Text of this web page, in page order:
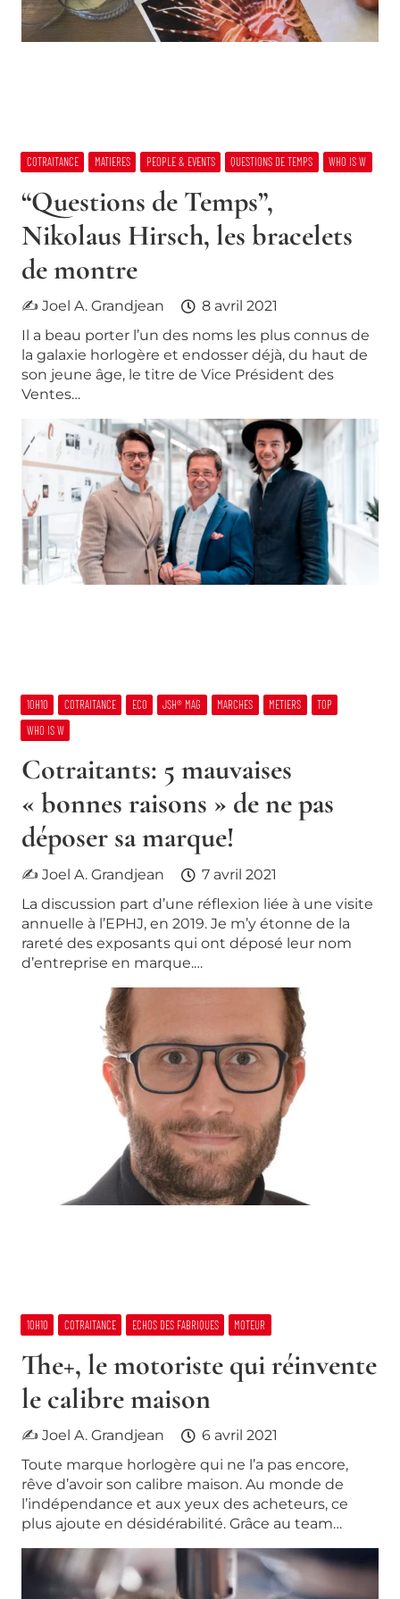
COTRAITANCE MATIERES PEOPLE & EVENTS QUESTIONS DE TEMPS WHO IS W
“Questions de Temps”,
Nikolaus Hirsch, les bracelets
de montre
✍ Joel A. Grandjean
8 avril 2021
Il a beau porter l’un des noms les plus connus de
la galaxie horlogère et endosser déjà, du haut de
son jeune âge, le titre de Vice Président des
Ventes…
10H10 COTRAITANCE ECO JSH® MAG MARCHES METIERS
TOP
WHO IS W
Cotraitants: 5 mauvaises
« bonnes raisons » de ne pas
déposer sa marque!
✍ Joel A. Grandjean
7 avril 2021
La discussion part d’une réflexion liée à une visite
annuelle à l’EPHJ, en 2019. Je m’y étonne de la
rareté des exposants qui ont déposé leur nom
d’entreprise en marque.…
10H10 COTRAITANCE ECHOS DES FABRIQUES MOTEUR
The+, le motoriste qui réinvente
le calibre maison
✍ Joel A. Grandjean
6 avril 2021
Toute marque horlogère qui ne l’a pas encore,
rêve d’avoir son calibre maison. Au monde de
l’indépendance et aux yeux des acheteurs, ce
plus ajoute en désidérabilité. Grâce au team…